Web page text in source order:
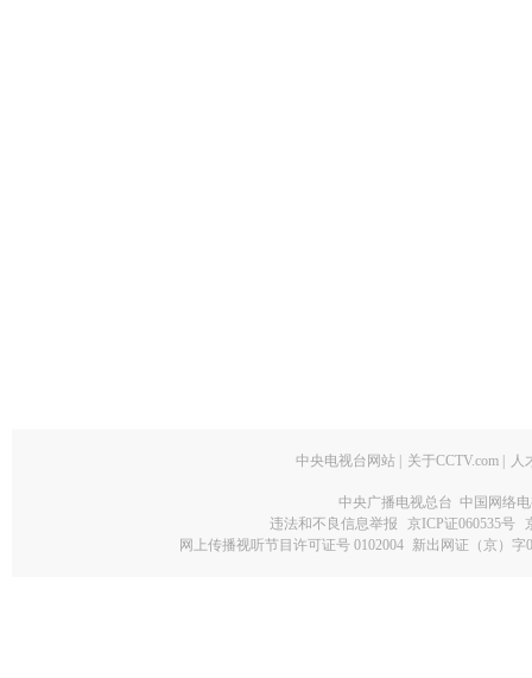
中央电视台网站 关于CCTV.com 人
中央广播电视总台 中国网络
违法和不良信息举报
京ICP证060535号
网上传播视听节目许可证号 0102004 新出网证（京）